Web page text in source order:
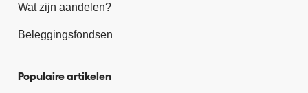
Wat zijn aandelen?
Beleggingsfondsen
Populaire artikelen